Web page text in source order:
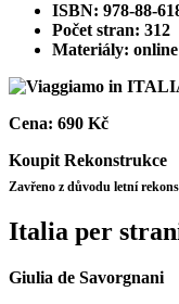
ISBN: 978-88-
Počet stran: 312
Materiály:
Cena: 690 Kč
KoupitRekonstrukce
Zavřeno z důvodu letní
Italia per
Giulia de Savorgnani